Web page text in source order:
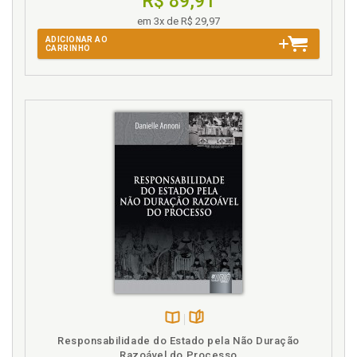
Juiz e a indisponibilidade da tutela do interesse
Juiz. Atuação de ofício do juizna tutela coletiva de
urgência, p. 160
Legislação. Evolução das tutelas deurgência na
Legitimidade autônoma para a condução do
processo coletivo, p. 135
Liminares cautelares, p. 91
Limites subjetivos da coisa julgada no processo
em 3x de R$ 29,97
ADICIONAR AO
CARRINHO
na
Responsabilidade do Estado pela Não Duração